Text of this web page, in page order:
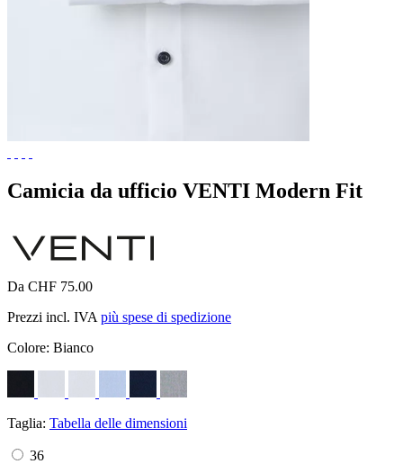
Camicia da ufficio VENTI Modern Fit
Da CHF 75.00
Prezzi incl. IVA più spese di spedizione
Colore: Bianco
Taglia: Tabella delle dimensioni
36